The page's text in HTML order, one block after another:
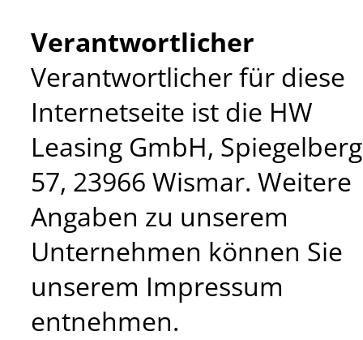
Verantwortlicher
Verantwortlicher für diese
Internetseite ist die HW
Leasing GmbH, Spiegelberg
57, 23966 Wismar. Weitere
Angaben zu unserem
Unternehmen können Sie
unserem Impressum
entnehmen.